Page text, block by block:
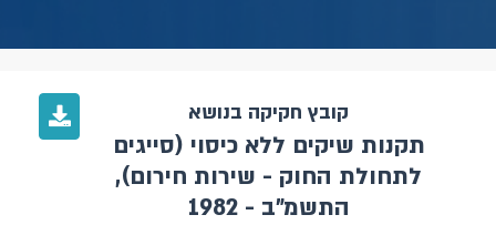
קובץ חקיקה בנושא
תקנות שיקים ללא כיסוי (סייגים
לתחולת החוק - שירות חירום),
התשמ"ב - 1982